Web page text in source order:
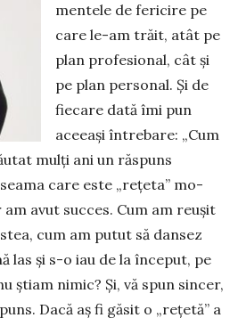
men­tele de fericire pe
ca­re le-am trăit, atât pe
plan pro­fesional, cât și
pe plan personal. Și de
fiecare dată îmi pun
aceeași între­ba­re: „Cum
mulți ani un răs­puns
care este „re­țeta” mo­
avut suc­ces. Cum am reușit
cum am pu­tut să dansez
las și s-o iau de la început, pe
știam ni­mic? Și, vă spun sincer,
Dacă aș fi găsit o „re­țetă” a